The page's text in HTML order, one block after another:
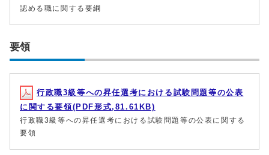
認める職に関する要綱
要領
行政職3級等への昇任選考における試験問題等の公表
に関する要領(PDF形式,81.61KB)
行政職3級等への昇任選考における試験問題等の公表に関する
要領